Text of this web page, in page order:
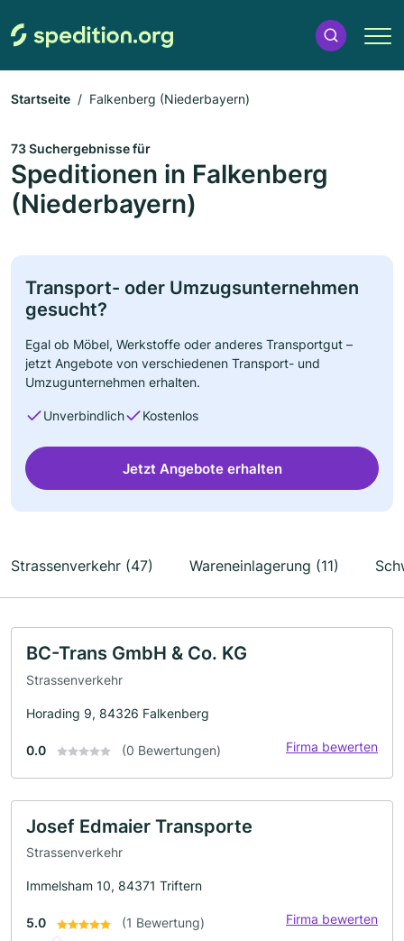
Startseite Falkenberg (Niederbayern)
73 Suchergebnisse für
Speditionen in Falkenberg
(Niederbayern)
Transport- oder Umzugsunternehmen
gesucht?
Egal ob Möbel, Werkstoffe oder anderes Transportgut –
jetzt Angebote von verschiedenen Transport- und
Umzugunternehmen erhalten.
Unverbindlich Kostenlos
Jetzt Angebote erhalten
Strassenverkehr (47) Wareneinlagerung (11)
BC-Trans GmbH & Co. KG
Strassenverkehr
Horading 9, 84326 Falkenberg
0.0 (0 Bewertungen) Firma bewerten
Josef Edmaier Transporte
Strassenverkehr
Immelsham 10, 84371 Triftern
5.0 (1 Bewertung) Firma bewerten